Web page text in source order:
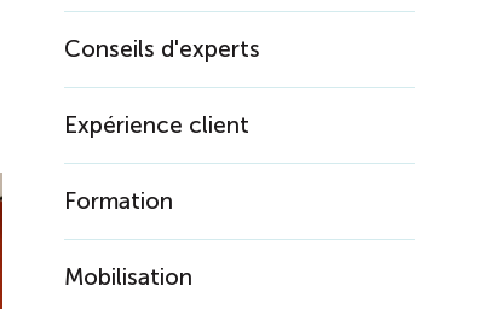
Conseils d'experts
Expérience client
Formation
Mobilisation